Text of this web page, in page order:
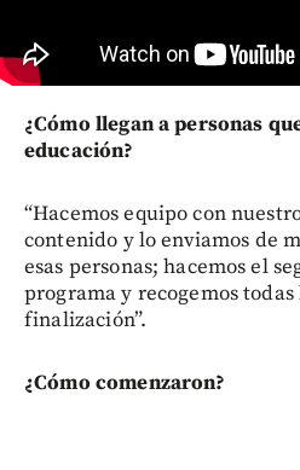
¿Cómo llegan a personas
educación?
“Hacemos equipo con
contenido y lo enviamos de
esas personas; hacemos el
programa y recogemos
finalización”.
¿Cómo comenzaron?